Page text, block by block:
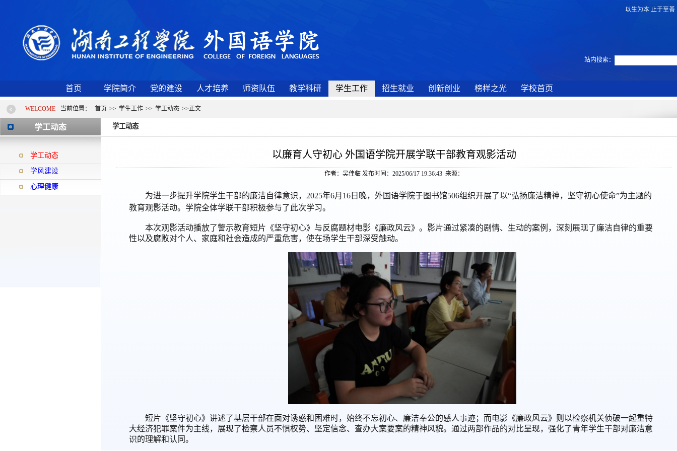
以生为本 止于至善
站内搜索：
首页 学院简介 党的建设 人才培养 师资队伍 教学科研 学生工作 招生就业 创新创业 榜样之光 学校首页
WELCOME 当前位置： 首页 >> 学生工作 >> 学工动态 >>正文
学工动态
学工动态
学风建设
心理健康
学工动态
以廉育人守初心 外国语学院开展学联干部教育观影活动
作者：吴佳临 发布时间：2025/06/17 19:36:43 来源：
为进一步提升学院学生干部的廉洁自律意识， 2025年6月16日晚，外国语学院于图书馆506组织开展了以“弘扬廉洁精神，坚守初心使命”为主题的
教育观影活动。学院全体学联干部积极参与了此次学习。
本次观影活动播放了警示教育短片《坚守初心》与反腐题材电影《廉政风云》。影片通过紧凑的剧情、生动的案例，深刻展现了廉洁自律的重要
性以及腐败对个人、家庭和社会造成的严重危害，使在场学生干部深受触动。
短片《坚守初心》讲述了基层干部在面对诱惑和困难时，始终不忘初心、廉洁奉公的感人事迹； 而电影《廉政风云》 则 以检察机关侦破一起重特
大经济犯罪案件为主线，展现了检察人员不惧权势、坚定信念、查办大案要案的精神风貌。 通过两部作品的对比呈现，强化了青年学生干部对廉洁意
识的理解和认同。